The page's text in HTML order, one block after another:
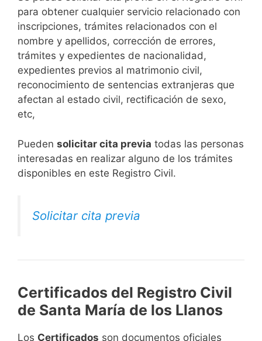
para obtener cualquier servicio relacionado con
inscripciones, trámites relacionados con el
nombre y apellidos, corrección de errores,
trámites y expedientes de nacionalidad,
expedientes previos al matrimonio civil,
reconocimiento de sentencias extranjeras que
afectan al estado civil, rectificación de sexo,
etc,
​Pueden solicitar cita previa todas las personas
interesadas en realizar alguno de los trámites
disponibles en este Registro Civil.​
Solicitar cita previa
Certificados del Registro Civil
de Santa María de los Llanos
Los Certificados son documentos oficiales